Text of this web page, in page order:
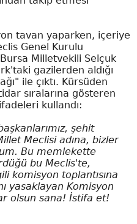
tavan yaparken, içeriye
Genel Kurulu
Milletvekili Selçuk
gazilerden aldığı
ile çıktı. Kürsüden
sıralarına gösteren
kullandı:
şehit
Meclisi adına, bizler
Bu memlekette
bu Meclis'te,
komisyon toplantısına
yasaklayan Komisyon
olsun sana! İstifa et!